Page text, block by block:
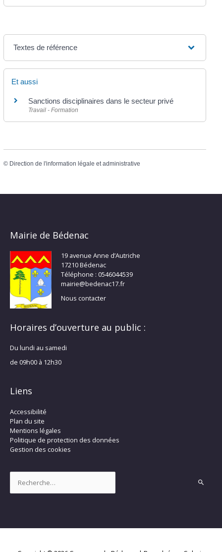
Textes de référence
Et aussi
Sanctions disciplinaires dans le secteur privé
Travail - Formation
© Direction de l'information légale et administrative
Mairie de Bédenac
19 avenue Anne d’Autriche
17210 Bédenac
Téléphone : 0546044539
mairie@bedenac17.fr
Nous contacter
Horaires d’ouverture au public :
Du lundi au samedi
de 09h00 à 12h30
Liens
Accessibilité
Plan du site
Mentions légales
Politique de protection des données
Gestion des cookies